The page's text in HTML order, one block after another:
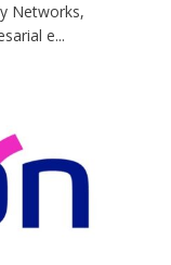
Networks,
e...